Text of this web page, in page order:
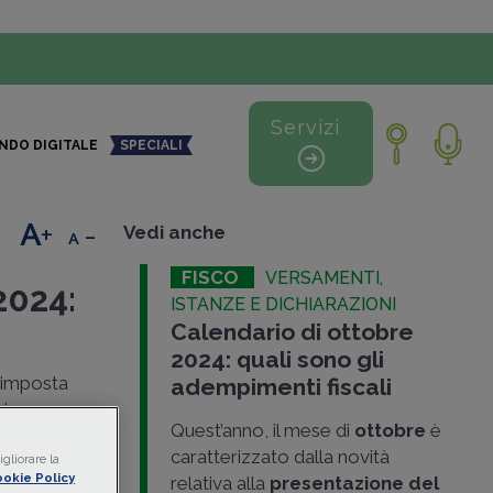
DIGITALE SPECIALI
Servizi
+ - Vedi anche
FISCO
VERSAMENTI,
ISTANZE E DICHIARAZIONI
Calendario di ottobre
2024: quali sono gli
adempimenti fiscali
Quest’anno, il mese di ottobre è
caratterizzato dalla novità
relativa alla presentazione del
la
Policy